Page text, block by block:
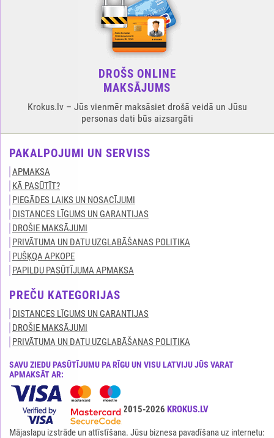
DROŠS ONLINE
MAKSĀJUMS
Krokus.lv – Jūs vienmēr maksāsiet drošā veidā un Jūsu
personas dati būs aizsargāti
PAKALPOJUMI UN SERVISS
APMAKSA
KĀ PASŪTĪT?
PIEGĀDES LAIKS UN NOSACĪJUMI
DISTANCES LĪGUMS UN GARANTIJAS
DROŠIE MAKSĀJUMI
PRIVĀTUMA UN DATU UZGLABĀŠANAS POLITIKA
PUŠĶQA APKOPE
PAPILDU PASŪTĪJUMA APMAKSA
PREČU KATEGORIJAS
DISTANCES LĪGUMS UN GARANTIJAS
DROŠIE MAKSĀJUMI
PRIVĀTUMA UN DATU UZGLABĀŠANAS POLITIKA
SAVU ZIEDU PASŪTĪJUMU PA RĪGU UN VISU LATVIJU JŪS VARAT
APMAKSĀT AR:
Visas tiesības ir aizsargātas© 2015-2026 KROKUS.LV
Mājaslapu izstrāde un attīstīšana. Jūsu biznesa pavadīšana uz internetu: